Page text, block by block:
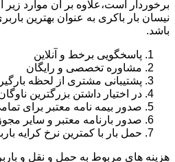
برخوردار است،علاوه بر آن موارد زیر
نیسان بار باکری به عنوان بهترین
باشد.
پاسخگویی برخط و آنلاین
مشاوره تخصصی و رایگان
پشتیبانی مشتری از لحظه
در اختیار داشتن بزرگترین
صدور بیمه نامه معتبر برای
صدور بارنامه معتبر و سایر
حمل بار با کمترین نرخ کرایه
هزینه های مربوط به حمل و نقل و